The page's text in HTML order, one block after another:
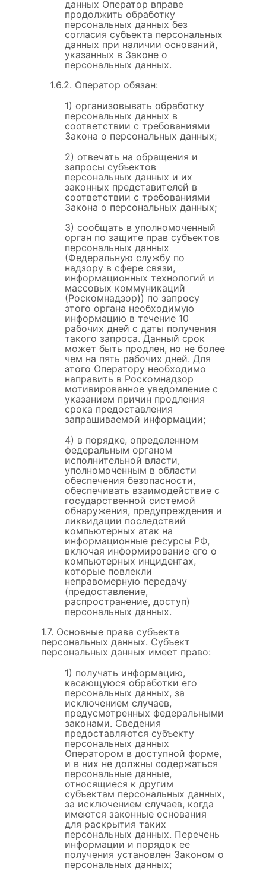
данных Оператор вправе
продолжить обработку
персональных данных без
согласия субъекта персональных
данных при наличии оснований,
указанных в Законе о
персональных данных.
1.6.2. Оператор обязан:
1) организовывать обработку
персональных данных в
соответствии с требованиями
Закона о персональных данных;
2) отвечать на обращения и
запросы субъектов
персональных данных и их
законных представителей в
соответствии с требованиями
Закона о персональных данных;
3) сообщать в уполномоченный
орган по защите прав субъектов
персональных данных
(Федеральную службу по
надзору в сфере связи,
информационных технологий и
массовых коммуникаций
(Роскомнадзор)) по запросу
этого органа необходимую
информацию в течение 10
рабочих дней с даты получения
такого запроса. Данный срок
может быть продлен, но не более
чем на пять рабочих дней. Для
этого Оператору необходимо
направить в Роскомнадзор
мотивированное уведомление с
указанием причин продления
срока предоставления
запрашиваемой информации;
4) в порядке, определенном
федеральным органом
исполнительной власти,
уполномоченным в области
обеспечения безопасности,
обеспечивать взаимодействие с
государственной системой
обнаружения, предупреждения и
ликвидации последствий
компьютерных атак на
информационные ресурсы РФ,
включая информирование его о
компьютерных инцидентах,
которые повлекли
неправомерную передачу
(предоставление,
распространение, доступ)
персональных данных.
1.7. Основные права субъекта
персональных данных. Субъект
персональных данных имеет право:
1) получать информацию,
касающуюся обработки его
персональных данных, за
исключением случаев,
предусмотренных федеральными
законами. Сведения
предоставляются субъекту
персональных данных
Оператором в доступной форме,
и в них не должны содержаться
персональные данные,
относящиеся к другим
субъектам персональных данных,
за исключением случаев, когда
имеются законные основания
для раскрытия таких
персональных данных. Перечень
информации и порядок ее
получения установлен Законом о
персональных данных;